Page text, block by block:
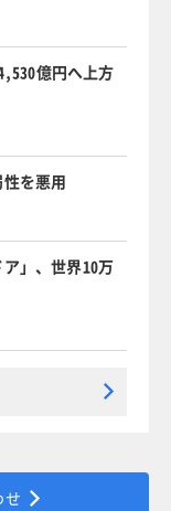
億円へ上方
を悪用
」、世界10万
せ